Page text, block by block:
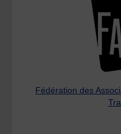
Fédération des